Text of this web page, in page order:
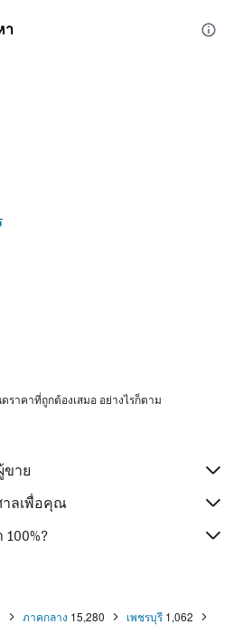
า
ราคาที่ถูกต้องเสมอ อย่างไรก็ตาม
ขาย
าลเพื่อคุณ
ภาคกลาง 15,280 เพชรบุรี 1,062